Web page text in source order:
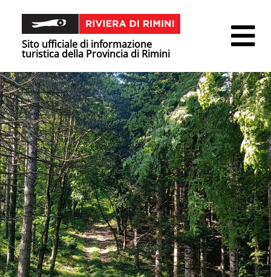
Sito ufficiale di informazione
turistica della Provincia di Rimini